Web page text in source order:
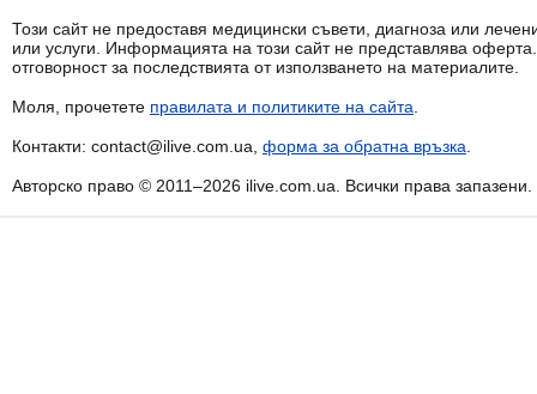
Този сайт не предоставя медицински съвети, диагноза или
или услуги. Информацията на този сайт не представлява
отговорност за последствията от използването на материалите.
Моля, прочетете правилата и политиките на сайта
Контакти: contact@ilive.com.ua, форма за обратна връзка
Авторско право © 2011–2026 ilive.com.ua. Всички права запазени.